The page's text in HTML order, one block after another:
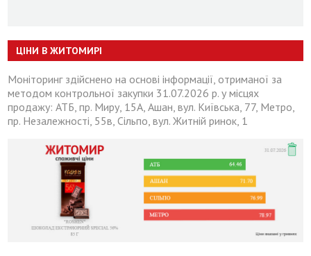
ЦІНИ В ЖИТОМИРІ
Моніторинг здійснено на основі інформації, отриманої за
методом контрольної закупки 31.07.2026 р. у місцях
продажу: АТБ, пр. Миру, 15А, Ашан, вул. Київська, 77, Метро,
пр. Незалежності, 55в, Сільпо, вул. Житній ринок, 1